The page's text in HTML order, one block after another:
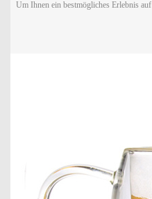
Um Ihnen ein bestmögliches Erlebnis